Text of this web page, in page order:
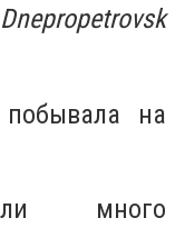
на
много